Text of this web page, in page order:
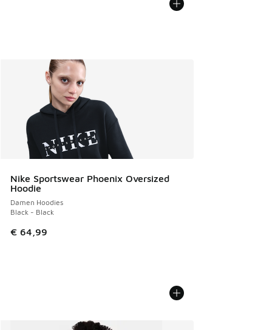
Nike Sportswear Phoenix Oversized
Hoodie
Damen Hoodies
Black - Black
€ 64,99